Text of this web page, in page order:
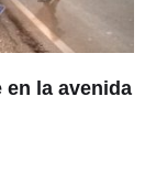
la avenida